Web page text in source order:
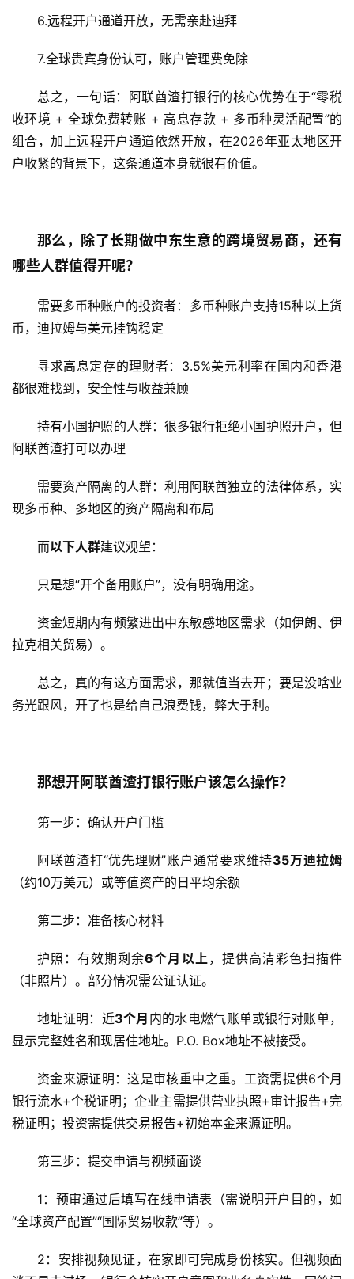
主
跨
境
海
6.远程开户通道开放，无需亲赴迪拜
7.全球贵宾身份认可，账户管理费免除
总之，一句话：阿联酋渣打银行的核心优势在于“零税
收环境 + 全球免费转账 + 高息存款 + 多币种灵活配置”的
组合，加上远程开户通道依然开放，在2026年亚太地区开
户收紧的背景下，这条通道本身就很有价值。
那么，除了长期做中东生意的跨境贸易商，还有
哪些人群值得开呢？
需要多币种账户的投资者：多币种账户支持15种以上货
币，迪拉姆与美元挂钩稳定
寻求高息定存的理财者：3.5%美元利率在国内和香港
都很难找到，安全性与收益兼顾
持有小国护照的人群：很多银行拒绝小国护照开户，但
阿联酋渣打可以办理
需要资产隔离的人群：利用阿联酋独立的法律体系，实
现多币种、多地区的资产隔离和布局
而以下人群建议观望：
只是想“开个备用账户”，没有明确用途。
资金短期内有频繁进出中东敏感地区需求（如伊朗、伊
拉克相关贸易）。
总之，真的有这方面需求，那就值当去开；要是没啥业
务光跟风，开了也是给自己浪费钱，弊大于利。
那想开阿联酋渣打银行账户该怎么操作？
第一步：确认开户门槛
阿联酋渣打“优先理财”账户通常要求维持35万迪拉姆
（约10万美元）或等值资产的日平均余额
第二步：准备核心材料
护照：有效期剩余6个月以上，提供高清彩色扫描件
（非照片）。部分情况需公证认证。
地址证明：近3个月 内的水电燃气账单或银行对账单，
显示完整姓名和现居住地址。P.O. Box地址不被接受。
资金来源证明：这是审核重中之重。工资需提供6个月
银行流水+个税证明；企业主需提供营业执照+审计报告+完
税证明；投资需提供交易报告+初始本金来源证明。
第三步：提交申请与视频面谈
1：预审通过后填写在线申请表（需说明开户目的，如
“全球资产配置”“国际贸易收款”等）。
2：安排视频见证，在家即可完成身份核实。但视频面